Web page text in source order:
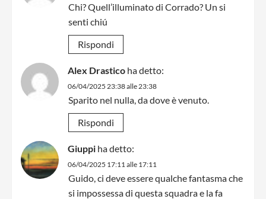
Chi? Quell’illuminato di Corrado? Un si
senti chiú
Rispondi
Alex Drastico ha detto:
06/04/2025 23:38 alle 23:38
Sparito nel nulla, da dove è venuto.
Rispondi
Giuppi ha detto:
06/04/2025 17:11 alle 17:11
Guido, ci deve essere qualche fantasma che
si impossessa di questa squadra e la fa